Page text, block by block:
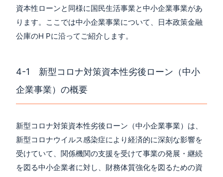
資本性ローンと同様に国民生活事業と中小企業事業があ
ります。ここでは中小企業事業について、日本政策金融
公庫のH Pに沿ってご紹介します。
4-1 新型コロナ対策資本性劣後ローン（中小
企業事業）の概要
新型コロナ対策資本性劣後ローン（中小企業事業）は、
新型コロナウイルス感染症により経済的に深刻な影響を
受けていて、関係機関の支援を受けて事業の発展・継続
を図る中小企業者に対し、財務体質強化を図るための資